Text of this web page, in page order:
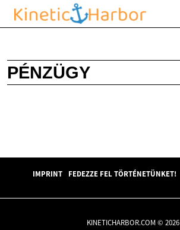
PÉNZÜGY
IMPRINT FEDEZZE FEL TÖRTÉNETÜNKET!
KINETICHARBOR.COM © 2026